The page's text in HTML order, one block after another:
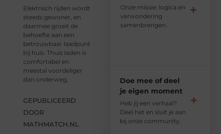
Elektrisch rijden wordt
steeds gewoner, en
daarmee groeit de
behoefte aan een
betrouwbaar laadpunt
bij huis. Thuis laden is
comfortabel en
meestal voordeliger
dan onderweg,
GEPUBLICEERD
DOOR
MATHMATCH.NL
Onze missie: logica en
verwondering
samenbrengen.
Doe mee of deel
je eigen moment
Heb jij een verhaal?
Deel het en sluit je aan
bij onze community.